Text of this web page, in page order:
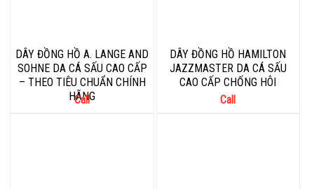
DÂY ĐỒNG HỒ A. LANGE AND
SOHNE DA CÁ SẤU CAO CẤP
– THEO TIÊU CHUẨN CHÍNH
HÃNG
Call
DÂY ĐỒNG HỒ HAMILTON
JAZZMASTER DA CÁ SẤU
CAO CẤP CHỐNG HÔI
Call